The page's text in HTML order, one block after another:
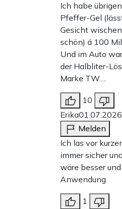
Ich habe
Pfeffer-Gel
Gesicht
schön) á 100
Und im Auto
der Halbliter-
Marke TW….
10
Erika
Melden
Ich las vor
immer sicher
wäre besser
Anwendung.
1